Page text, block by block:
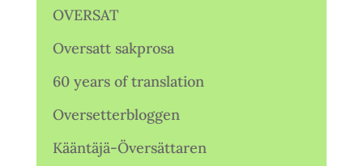
OVERSAT
Oversatt sakprosa
60 years of translation
Oversetterbloggen
Kääntäjä-Översättaren